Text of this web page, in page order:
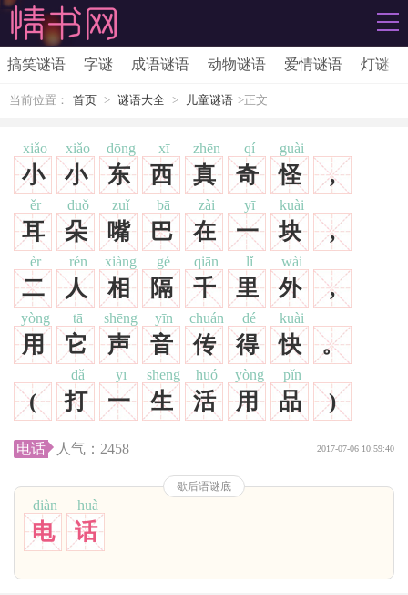
搞笑谜语 字谜 成语谜语 动物谜语 爱情谜语 灯谜
当前位置： 首页 > 谜语大全 > 儿童谜语 >正文
小
xiǎo
小
xiǎo
东
dōng
西
xī
真
zhēn
奇
qí
怪
guài
,
耳
ěr
朵
duǒ
嘴
zuǐ
巴
bā
在
zài
一
yī
块
kuài
,
二
èr
人
rén
相
xiàng
隔
gé
千
qiān
里
lǐ
外
wài
,
用
yòng
它
tā
声
shēng
音
yīn
传
chuán
得
dé
快
kuài
。
( 打
dǎ
一
yī
生
shēng
活
huó
用
yòng
品
pǐn
)
2017-07-06 10:59:40
电话 人气： 2458
歇后语谜底
电
diàn
话
huà